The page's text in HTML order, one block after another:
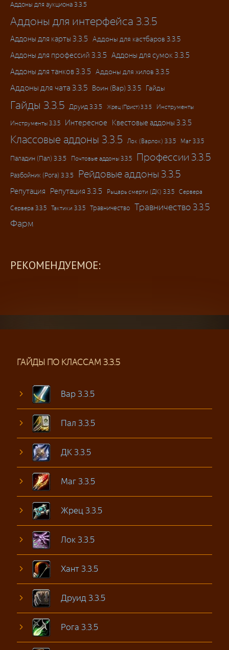
Аддоны для аукциона 3.3.5
Аддоны для интерфейса 3.3.5
Аддоны для карты 3.3.5 Аддоны для кастбаров 3.3.5
Аддоны для профессий 3.3.5 Аддоны для сумок 3.3.5
Аддоны для танков 3.3.5 Аддоны для хилов 3.3.5
Аддоны для чата 3.3.5 Воин (Вар) 3.3.5 Гайды
Гайды 3.3.5 Друид 3.3.5 Жрец (Прист) 3.3.5 Инструменты
Инструменты 3.3.5 Интересное Квестовые аддоны 3.3.5
Классовые аддоны 3.3.5 Лок (Варлок) 3.3.5 Маг 3.3.5
Паладин (Пал) 3.3.5 Почтовые аддоны 3.3.5 Профессии 3.3.5
Разбойник (Рога) 3.3.5 Рейдовые аддоны 3.3.5
Репутация Репутация 3.3.5 Рыцарь смерти (ДК) 3.3.5 Сервера
Сервера 3.3.5 Тактики 3.3.5 Травничество Травничество 3.3.5
Фарм
РЕКОМЕНДУЕМОЕ:
ГАЙДЫ ПО КЛАССАМ 3.3.5
Вар 3.3.5
Пал 3.3.5
ДК 3.3.5
Маг 3.3.5
Жрец 3.3.5
Лок 3.3.5
Хант 3.3.5
Друид 3.3.5
Рога 3.3.5